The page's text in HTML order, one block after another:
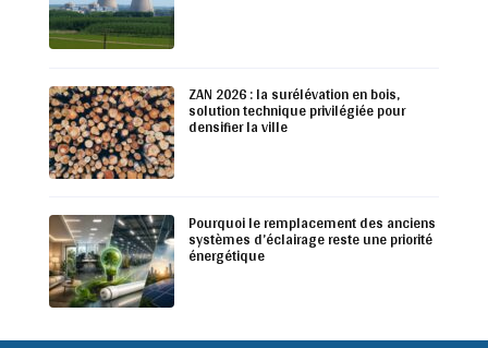
ZAN 2026 : la surélévation en bois,
solution technique privilégiée pour
densifier la ville
Pourquoi le remplacement des anciens
systèmes d’éclairage reste une priorité
énergétique